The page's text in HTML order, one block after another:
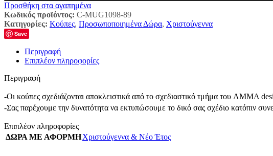
Προσθήκη στα αγαπημένα
Κωδικός προϊόντος: C-MUG1098-89
Κατηγορίες: Κούπες, Προσωποποιημένα Δώρα, Χριστούγεννα
Save
Περιγραφή
Επιπλέον πληροφορίες
Περιγραφή
-Οι κούπες σχεδιάζονται αποκλειστικά από το σχεδιαστικό τμήμα του AMMA
-Σας παρέχουμε την δυνατότητα να εκτυπώσουμε το δικό σας σχέδιο κατόπιν
Επιπλέον πληροφορίες
ΔΩΡΑ ΜΕ ΑΦΟΡΜΗΧριστούγεννα & Νέο Έτος